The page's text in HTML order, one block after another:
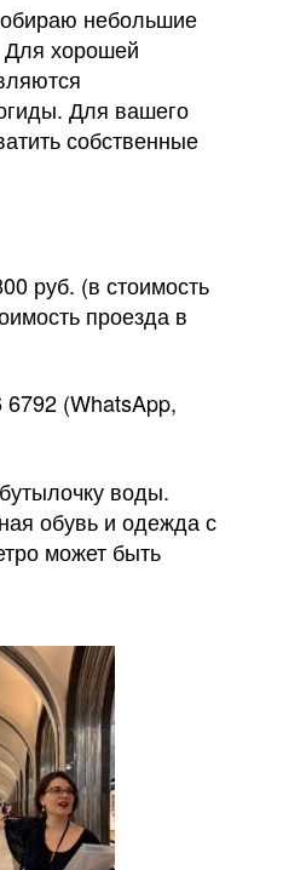
небольшие
Для хорошей
Для вашего
собственные
руб. (в стоимость
проезда в
(WhatsApp,
воды.
обувь и одежда с
может быть